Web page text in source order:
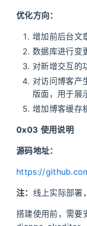
优化方向：
增加前后台文
数据库进行变
对新增交互的
对访问博客产
版面，用于展
增加博客缓存
0x03 使用说明
源码地址：
https://
注： 线上实际部署
搭建使用前，需要